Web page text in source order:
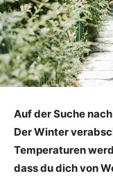
Auf der Suche
Der Winter
Temperaturen
dass du dich von